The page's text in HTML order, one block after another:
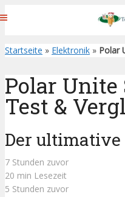
Startseite » Elektronik » Polar
Polar
Test &
Der ultimative
7 Stunden zuvor
20 min Lesezeit
5 Stunden zuvor